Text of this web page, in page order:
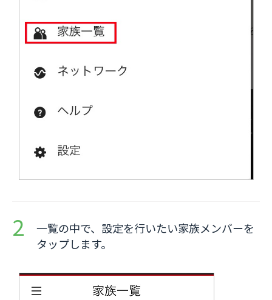
一覧の中で、設定を行いたい家族メンバーを
タップします。